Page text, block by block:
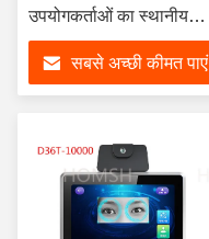
उपयोगकर्ताओं का स्थानीय
भंडारण, 500,000 रिकॉर्ड
मल्टी-प्रमाणन
सबसे अच्छी कीमत पाएं